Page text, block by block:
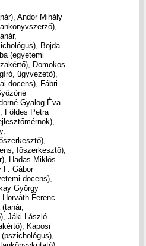
Andor Mihály
Bojda
(egyetemi
Domokos
ügyvezető),
docens), Fábri
Gyalog Éva
Földes Petra
főszerkesztő),
Hadas Miklós
F. Gábor
docens),
György
Ferenc
Jáki László
Kaposi